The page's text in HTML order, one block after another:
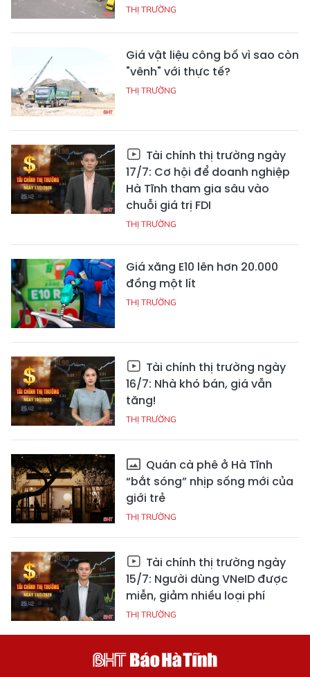
THỊ TRƯỜNG
Giá vật liệu công bố vì sao còn
"vênh" với thực tế?
THỊ TRƯỜNG
Tài chính thị trường ngày
17/7: Cơ hội để doanh nghiệp
Hà Tĩnh tham gia sâu vào
chuỗi giá trị FDI
THỊ TRƯỜNG
Giá xăng E10 lên hơn 20.000
đồng một lít
THỊ TRƯỜNG
Tài chính thị trường ngày
16/7: Nhà khó bán, giá vẫn
tăng!
THỊ TRƯỜNG
Quán cà phê ở Hà Tĩnh
“bắt sóng” nhịp sống mới của
giới trẻ
THỊ TRƯỜNG
Tài chính thị trường ngày
15/7: Người dùng VNeID được
miễn, giảm nhiều loại phí
THỊ TRƯỜNG